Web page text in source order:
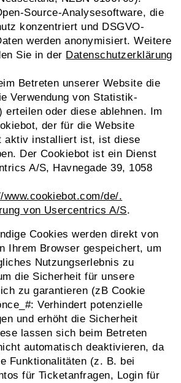
Source-Analysesoftware, die
konzentriert und DSGVO-
werden anonymisiert. Weitere
Sie in der Datenschutzerklärung
Betreten unserer Website die
Verwendung von Statistik-
erteilen oder diese ablehnen. Im
der für die Website
aktiv installiert ist, ist diese
Der Cookiebot ist ein Dienst
A/S, Havnegade 39, 1058
www.cookiebot.com/de/.
von Usercentrics A/S.
Cookies werden direkt von
Ihrem Browser gespeichert, um
Nutzungserlebnis zu
die Sicherheit für unsere
zu garantieren (zB Cookie
Verhindert potenzielle
und erhöht die Sicherheit
lassen sich beim Betreten
automatisch deaktivieren, da
Funktionalitäten (z. B. bei
für Ticketanfragen, Login für